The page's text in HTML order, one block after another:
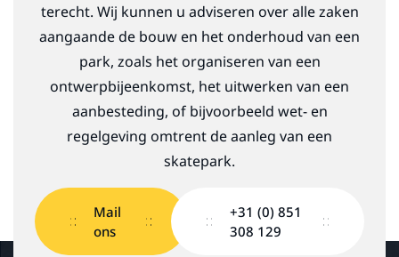
terecht. Wij kunnen u adviseren over alle zaken
aangaande de bouw en het onderhoud van een
park, zoals het organiseren van een
ontwerpbijeenkomst, het uitwerken van een
aanbesteding, of bijvoorbeeld wet- en
regelgeving omtrent de aanleg van een
skatepark.
Mail
ons
+31 (0) 851
308 129